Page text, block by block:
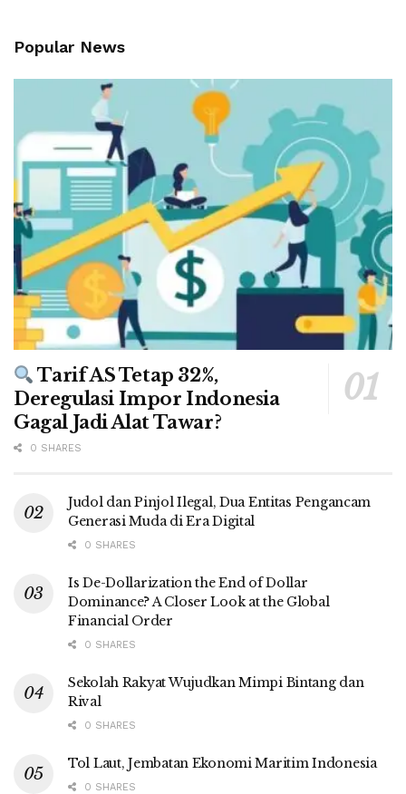
Popular News
Tarif AS Tetap 32%,
Deregulasi Impor Indonesia
Gagal Jadi Alat Tawar?
0 SHARES
Judol dan Pinjol Ilegal, Dua Entitas Pengancam
Generasi Muda di Era Digital
0 SHARES
Is De-Dollarization the End of Dollar
Dominance? A Closer Look at the Global
Financial Order
0 SHARES
Sekolah Rakyat Wujudkan Mimpi Bintang dan
Rival
0 SHARES
Tol Laut, Jembatan Ekonomi Maritim Indonesia
0 SHARES